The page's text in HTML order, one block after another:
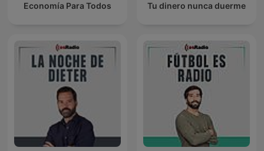
Economía Para Todos Tu dinero nunca duerme